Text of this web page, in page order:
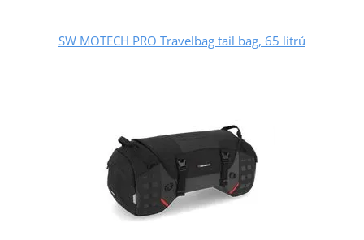
SW MOTECH PRO Travelbag tail bag, 65 litrů